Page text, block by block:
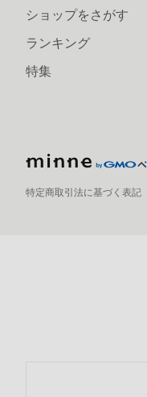
ショップをさがす
ランキング
特集
特定商取引法に基づく表記